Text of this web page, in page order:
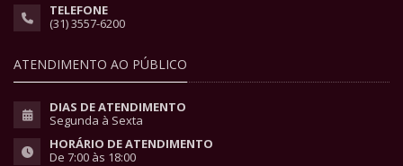
TELEFONE
(31) 3557-6200
ATENDIMENTO AO PÚBLICO
DIAS DE ATENDIMENTO
Segunda à Sexta
HORÁRIO DE ATENDIMENTO
De 7:00 às 18:00